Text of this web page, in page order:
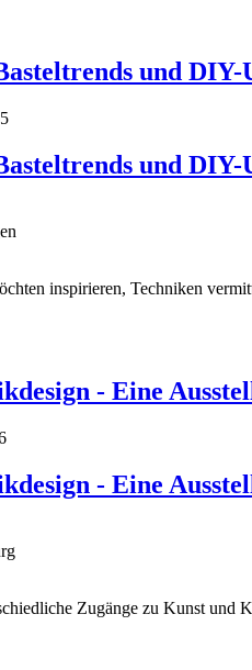
und DIY-
und DIY-
inspirieren, Techniken
- Eine
- Eine
Zugänge zu Kunst und